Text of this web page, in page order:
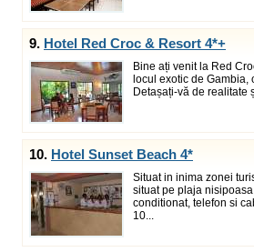
9. Hotel Red Croc & Resort 4*+
Bine ați venit la Red
locul exotic de Gambia,
Detașați-vă de realitate
10. Hotel Sunset Beach 4*
Situat in inima zonei
situat pe plaja
conditionat, telefon si
10...